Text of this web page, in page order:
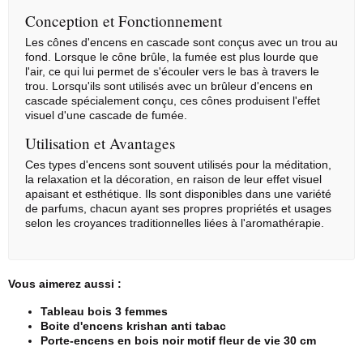
Conception et Fonctionnement
Les cônes d'encens en cascade sont conçus avec un trou au
fond. Lorsque le cône brûle, la fumée est plus lourde que
l'air, ce qui lui permet de s'écouler vers le bas à travers le
trou. Lorsqu'ils sont utilisés avec un brûleur d'encens en
cascade spécialement conçu, ces cônes produisent l'effet
visuel d'une cascade de fumée.
Utilisation et Avantages
Ces types d'encens sont souvent utilisés pour la méditation,
la relaxation et la décoration, en raison de leur effet visuel
apaisant et esthétique. Ils sont disponibles dans une variété
de parfums, chacun ayant ses propres propriétés et usages
selon les croyances traditionnelles liées à l'aromathérapie.
Vous aimerez aussi :
Tableau bois 3 femmes
Boite d'encens krishan anti tabac
Porte-encens en bois noir motif fleur de vie 30 cm